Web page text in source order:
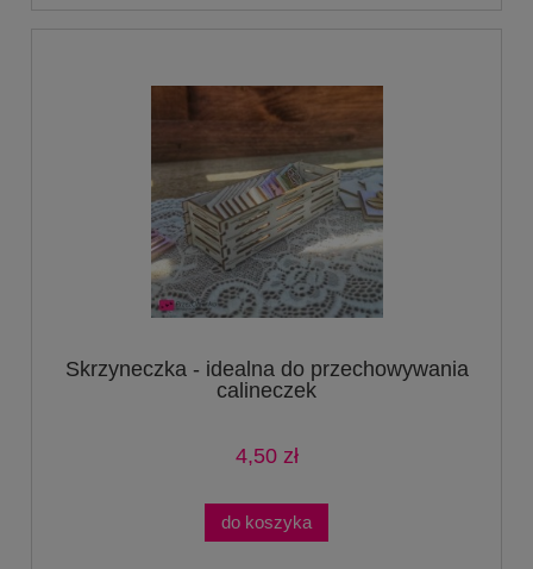
Skrzyneczka - idealna do przechowywania
calineczek
4,50 zł
do koszyka